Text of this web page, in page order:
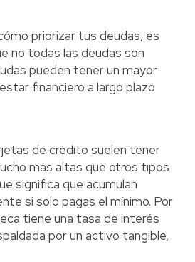
priorizar tus deudas, es
no todas las deudas son
pueden tener un mayor
financiero a largo plazo
de crédito suelen tener
más altas que otros tipos
significa que acumulan
si solo pagas el mínimo. Por
tiene una tasa de interés
por un activo tangible,